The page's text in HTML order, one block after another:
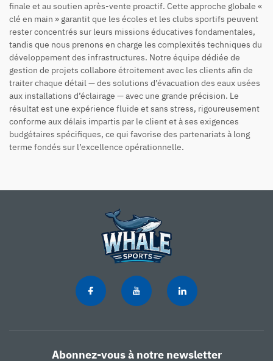
finale et au soutien après-vente proactif. Cette approche globale «
clé en main » garantit que les écoles et les clubs sportifs peuvent
rester concentrés sur leurs missions éducatives fondamentales,
tandis que nous prenons en charge les complexités techniques du
développement des infrastructures. Notre équipe dédiée de
gestion de projets collabore étroitement avec les clients afin de
traiter chaque détail — des solutions d’évacuation des eaux usées
aux installations d’éclairage — avec une grande précision. Le
résultat est une expérience fluide et sans stress, rigoureusement
conforme aux délais impartis par le client et à ses exigences
budgétaires spécifiques, ce qui favorise des partenariats à long
terme fondés sur l’excellence opérationnelle.
Abonnez-vous à notre newsletter